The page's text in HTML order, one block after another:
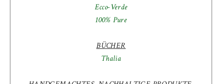
Ecco-Verde
100% Pure
BÜCHER
Thalia